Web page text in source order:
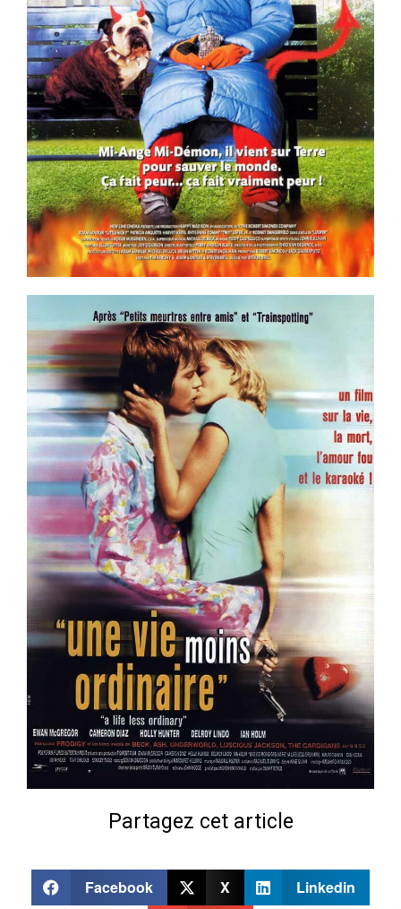
Partagez cet article
Facebook X Linkedin